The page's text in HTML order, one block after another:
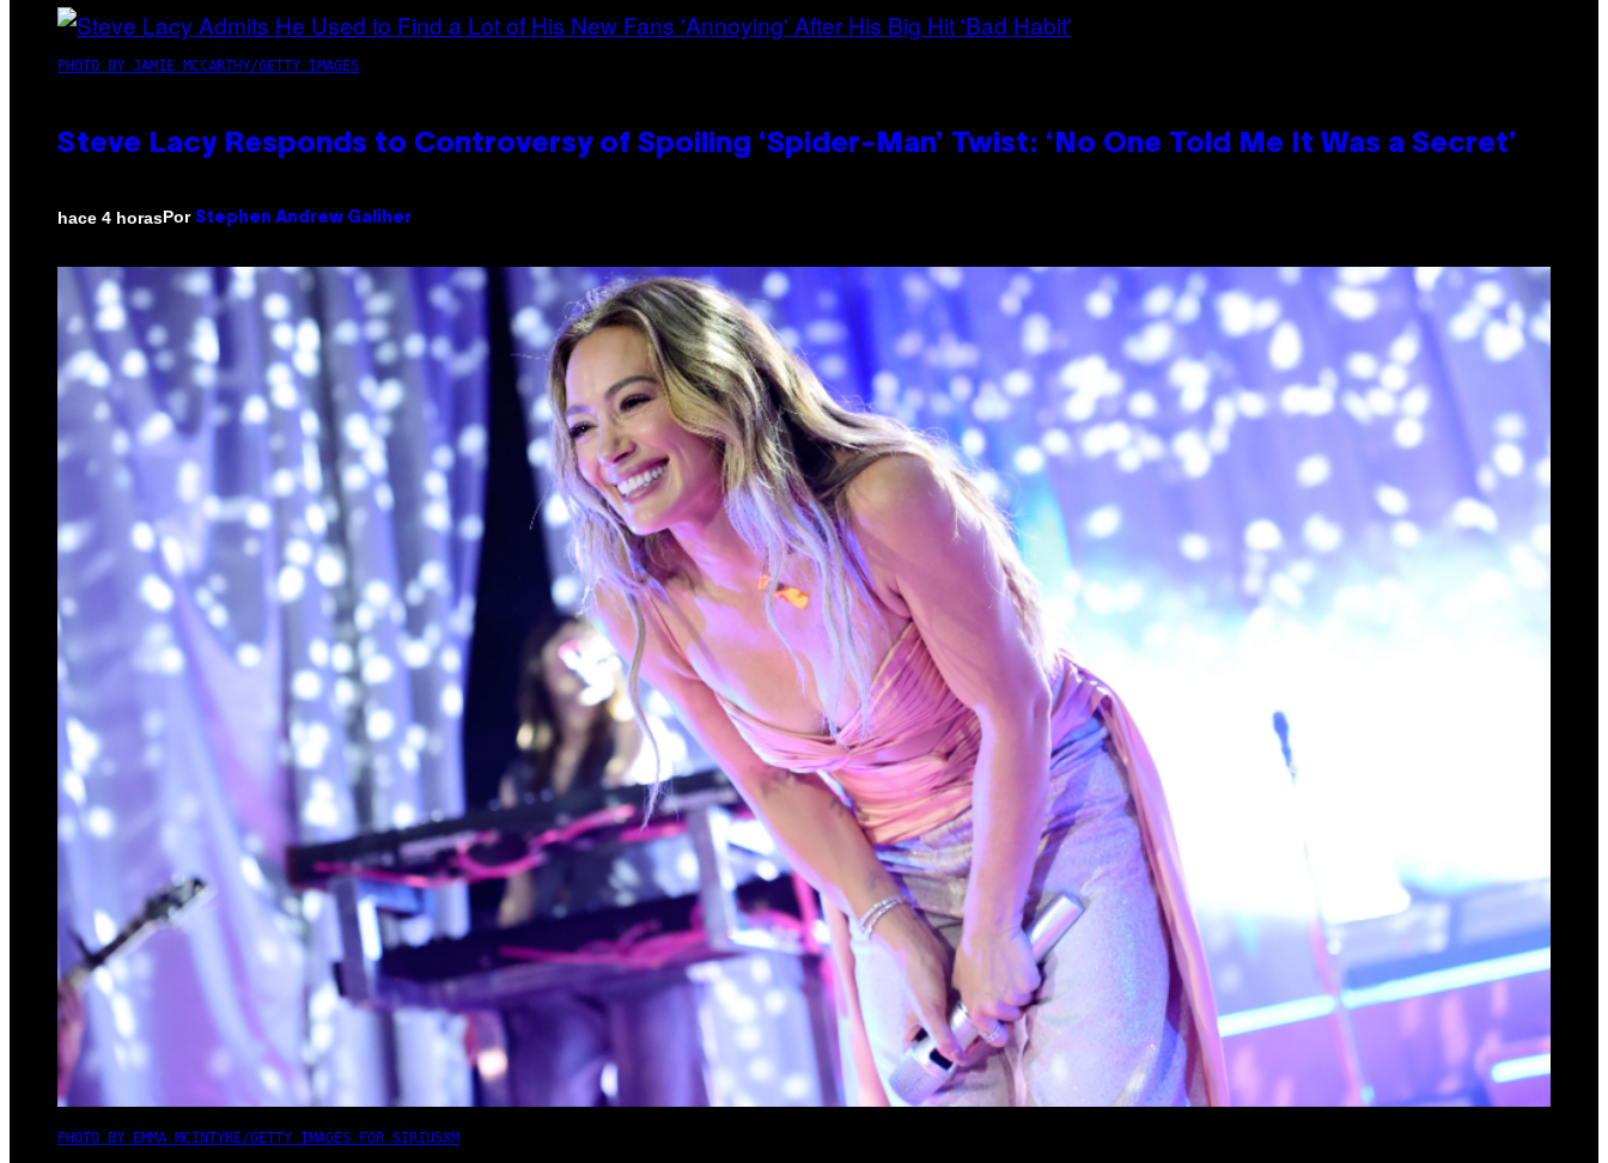
PHOTO BY JAMIE MCCARTHY/GETTY IMAGES
Steve Lacy Responds to Controversy of Spoiling ‘Spider-Man’ Twist: ‘No One Told Me It Was a Secret’
hace 4 horasPor Stephen Andrew Galiher
PHOTO BY EMMA MCINTYRE/GETTY IMAGES FOR SIRIUSXM